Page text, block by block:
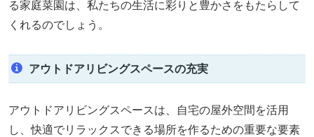
る家庭菜園は、私たちの生活に彩りと豊かさをもたらして
くれるのでしょう。
アウトドアリビングスペースの充実
アウトドアリビングスペースは、自宅の屋外空間を活用
し、快適でリラックスできる場所を作るための重要な要素